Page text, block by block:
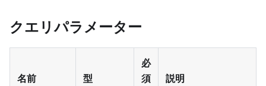
クエリパラメーター
名前 型
必
須
説明